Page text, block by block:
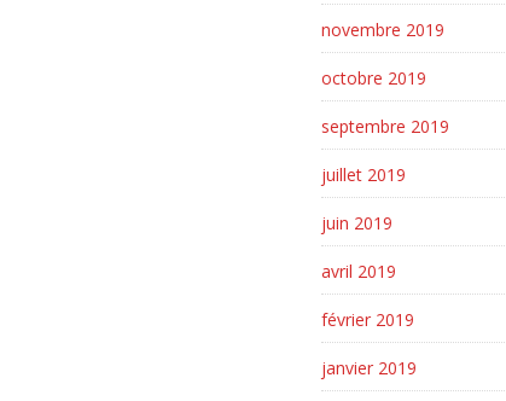
novembre 2019
octobre 2019
septembre 2019
juillet 2019
juin 2019
avril 2019
février 2019
janvier 2019